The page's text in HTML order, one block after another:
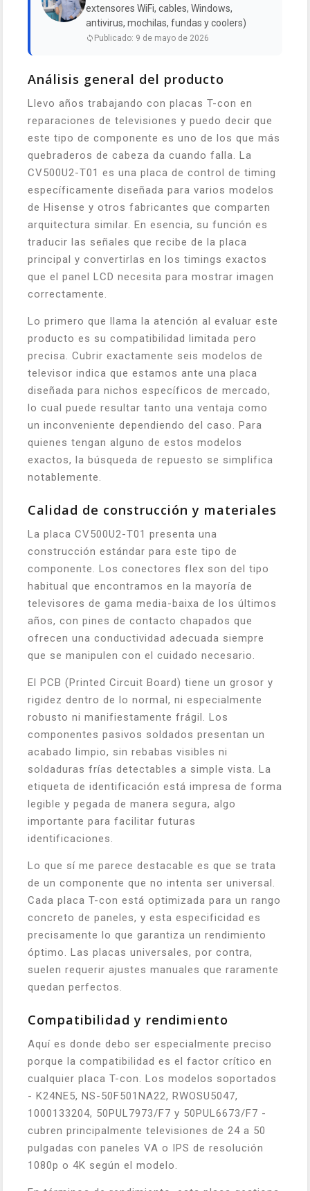
extensores WiFi, cables, Windows,
antivirus, mochilas, fundas y coolers)
Publicado: 9 de mayo de 2026
Análisis general del producto
Llevo años trabajando con placas T-con en
reparaciones de televisiones y puedo decir que
este tipo de componente es uno de los que más
quebraderos de cabeza da cuando falla. La
CV500U2-T01 es una placa de control de timing
específicamente diseñada para varios modelos
de Hisense y otros fabricantes que comparten
arquitectura similar. En esencia, su función es
traducir las señales que recibe de la placa
principal y convertirlas en los timings exactos
que el panel LCD necesita para mostrar imagen
correctamente.
Lo primero que llama la atención al evaluar este
producto es su compatibilidad limitada pero
precisa. Cubrir exactamente seis modelos de
televisor indica que estamos ante una placa
diseñada para nichos específicos de mercado,
lo cual puede resultar tanto una ventaja como
un inconveniente dependiendo del caso. Para
quienes tengan alguno de estos modelos
exactos, la búsqueda de repuesto se simplifica
notablemente.
Calidad de construcción y materiales
La placa CV500U2-T01 presenta una
construcción estándar para este tipo de
componente. Los conectores flex son del tipo
habitual que encontramos en la mayoría de
televisores de gama media-baixa de los últimos
años, con pines de contacto chapados que
ofrecen una conductividad adecuada siempre
que se manipulen con el cuidado necesario.
El PCB (Printed Circuit Board) tiene un grosor y
rigidez dentro de lo normal, ni especialmente
robusto ni manifiestamente frágil. Los
componentes pasivos soldados presentan un
acabado limpio, sin rebabas visibles ni
soldaduras frías detectables a simple vista. La
etiqueta de identificación está impresa de forma
legible y pegada de manera segura, algo
importante para facilitar futuras
identificaciones.
Lo que sí me parece destacable es que se trata
de un componente que no intenta ser universal.
Cada placa T-con está optimizada para un rango
concreto de paneles, y esta especificidad es
precisamente lo que garantiza un rendimiento
óptimo. Las placas universales, por contra,
suelen requerir ajustes manuales que raramente
quedan perfectos.
Compatibilidad y rendimiento
Aquí es donde debo ser especialmente preciso
porque la compatibilidad es el factor crítico en
cualquier placa T-con. Los modelos soportados
- K24NE5, NS-50F501NA22, RWOSU5047,
1000133204, 50PUL7973/F7 y 50PUL6673/F7 -
cubren principalmente televisiones de 24 a 50
pulgadas con paneles VA o IPS de resolución
1080p o 4K según el modelo.